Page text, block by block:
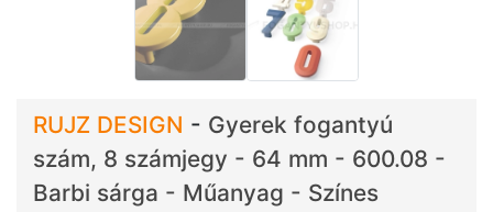
RUJZ DESIGN - Gyerek fogantyú
szám, 8 számjegy - 64 mm - 600.08 -
Barbi sárga - Műanyag - Színes